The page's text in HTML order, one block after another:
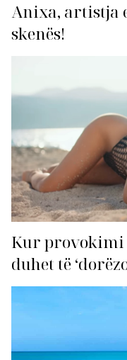
Anixa, artistja
skenës!
Kur provokimi
duhet të